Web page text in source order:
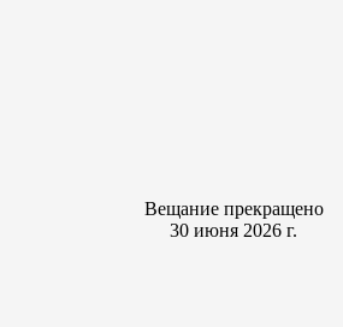
Вещание прекращено
30 июня 2026 г.